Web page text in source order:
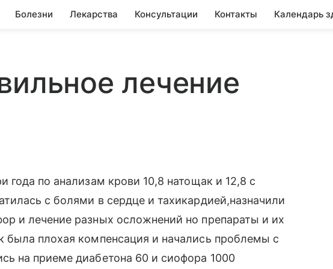
Болезни Лекарства Консультации Контакты Календарь
лечение
года по анализам крови 10,8 натощак и 12,8 с
с болями в сердце и тахикардией,назначили
и лечение разных осложнений но препараты и их
была плохая компенсация и начались проблемы с
на приеме диабетона 60 и сиофора 1000